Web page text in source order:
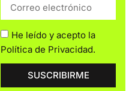
He leído y acepto la
Política de Privacidad.
SUSCRIBIRME